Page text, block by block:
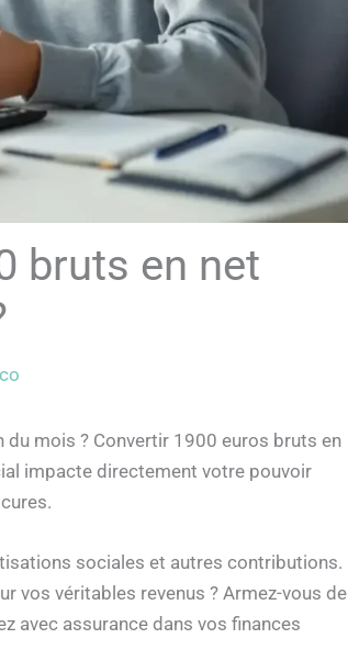
bruts en net
mois ? Convertir 1900 euros bruts en
impacte directement votre pouvoir
sociales et autres contributions.
vos véritables revenus ? Armez-vous de
avec assurance dans vos finances